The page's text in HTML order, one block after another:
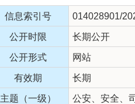
信息索引号 014028901/
公开时限 长期公开
公开形式 网站
有效期 长期
主题（一级） 公安、安全、